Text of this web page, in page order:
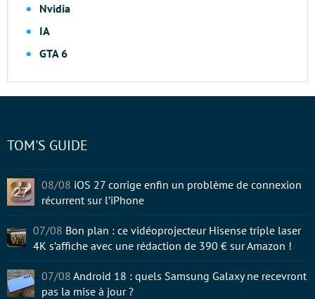
Nvidia
IA
GTA 6
TOM'S GUIDE
08/08 iOS 27 corrige enfin un problème de connexion
récurrent sur l’iPhone
07/08 Bon plan : ce vidéoprojecteur Hisense triple laser
4K s’affiche avec une rédaction de 390 € sur Amazon !
07/08 Android 18 : quels Samsung Galaxy ne recevront
pas la mise à jour ?